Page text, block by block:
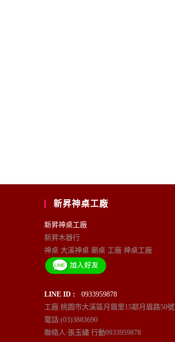
新昇神桌工廠
新昇神桌工廠
新昇木器行
神桌 大溪神桌 廟桌 工廠 神桌工廠
LINE ID :
0933959878
工廠:桃園市大溪區月眉里15鄰月眉路50號
電話:(03)3883690
聯絡人:張玉繡 行動0933959878